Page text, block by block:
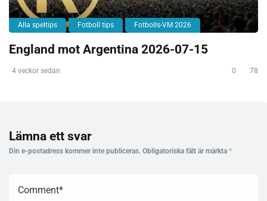
Alla speltips Fotboll tips Fotbolls-VM 2026
England mot Argentina 2026-07-15
4 veckor sedan 0 78
Lämna ett svar
Din e-postadress kommer inte publiceras. Obligatoriska fält är märkta *